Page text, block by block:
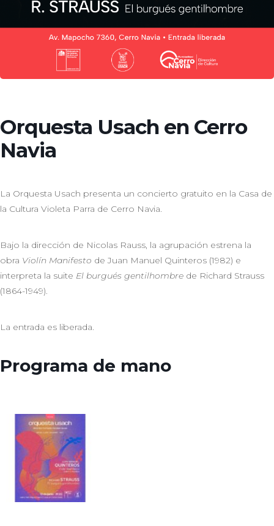
Orquesta Usach en Cerro
Navia
La Orquesta Usach presenta un concierto gratuito en la Casa de
la Cultura Violeta Parra de Cerro Navia.
Bajo la dirección de Nicolas Rauss, la agrupación estrena la
obra Violín Manifesto de Juan Manuel Quinteros (1982) e
interpreta la suite El burgués gentilhombre de Richard Strauss
(1864-1949).
La entrada es liberada.
Programa de mano